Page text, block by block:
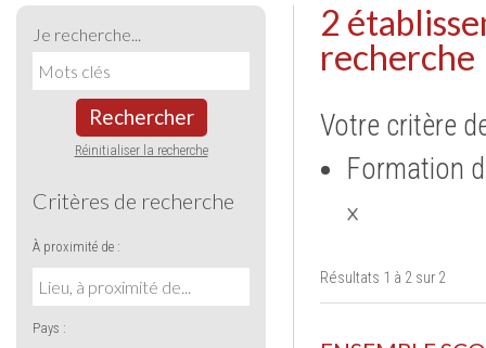
Je recherche...
Rechercher
Réinitialiser la recherche
Critères de recherche
À proximité de :
Pays :
2
recherche
Votre critère
Formation
×
Résultats 1 à 2 sur 2